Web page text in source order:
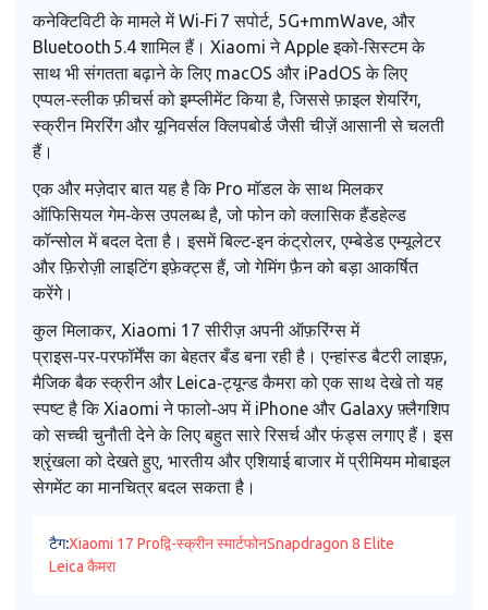
कनेक्टिविटी के मामले में Wi‑Fi 7 सपोर्ट, 5G+mmWave, और
Bluetooth 5.4 शामिल हैं। Xiaomi ने Apple इको‑सिस्टम के
साथ भी संगतता बढ़ाने के लिए macOS और iPadOS के लिए
एप्पल‑स्लीक फ़ीचर्स को इम्प्लीमेंट किया है, जिससे फ़ाइल शेयरिंग,
स्क्रीन मिररिंग और यूनिवर्सल क्लिपबोर्ड जैसी चीज़ें आसानी से चलती
हैं।
एक और मज़ेदार बात यह है कि Pro मॉडल के साथ मिलकर
ऑफिसियल गेम‑केस उपलब्ध है, जो फोन को क्लासिक हैंडहेल्ड
कॉन्सोल में बदल देता है। इसमें बिल्ट‑इन कंट्रोलर, एम्बेडेड एम्यूलेटर
और फ़िरोज़ी लाइटिंग इफ़ेक्ट्स हैं, जो गेमिंग फ़ैन को बड़ा आकर्षित
करेंगे।
कुल मिलाकर, Xiaomi 17 सीरीज़ अपनी ऑफ़रिंग्स में
प्राइस‑पर‑परफॉर्मेंस का बेहतर बँड बना रही है। एन्हांस्ड बैटरी लाइफ़,
मैजिक बैक स्क्रीन और Leica‑ट्यून्ड कैमरा को एक साथ देखे तो यह
स्पष्ट है कि Xiaomi ने फालो‑अप में iPhone और Galaxy फ़्लैगशिप
को सच्ची चुनौती देने के लिए बहुत सारे रिसर्च और फंड्स लगाए हैं। इस
श्रृंखला को देखते हुए, भारतीय और एशियाई बाजार में प्रीमियम मोबाइल
सेगमेंट का मानचित्र बदल सकता है।
टैग:Xiaomi 17 Proद्वि-स्क्रीन स्मार्टफोनSnapdragon 8 Elite
Leica कैमरा